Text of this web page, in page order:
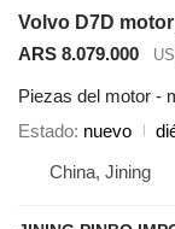
Volvo D7D
ARS 8.079.000
Piezas del motor -
Estado nuevo
China, Jining